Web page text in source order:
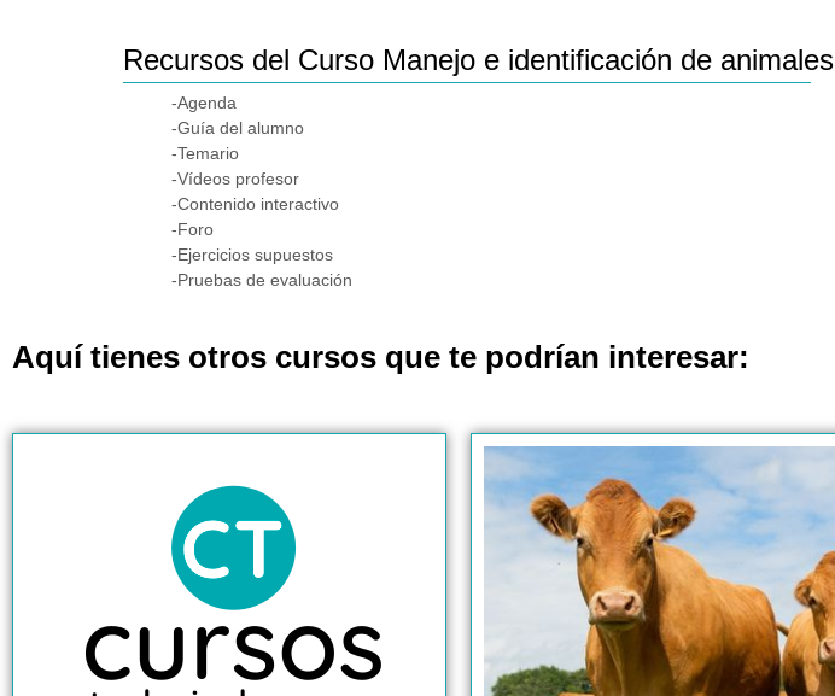
Recursos del Curso Manejo e identificación de animales
-Agenda
-Guía del alumno
-Temario
-Vídeos profesor
-Contenido interactivo
-Foro
-Ejercicios supuestos
-Pruebas de evaluación
Aquí tienes otros cursos que te podrían interesar: